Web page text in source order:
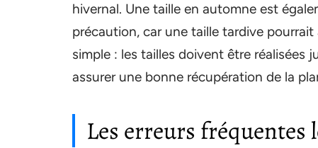
hivernal. Une taille en automne est
précaution, car une taille tardive
simple : les tailles doivent être réalisées
assurer une bonne récupération de la
Les erreurs fréquentes